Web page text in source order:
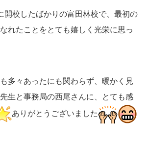
開校したばかりの富田林校で、最初の
れたことをとても嬉しく光栄に思っ
多々あったにも関わらず、暖かく見
生と事務局の西尾さんに、とても感
ありがとうございました